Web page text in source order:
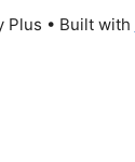
Plus • Built with